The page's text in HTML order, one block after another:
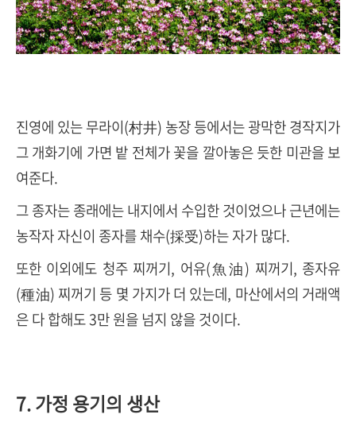
진영에 있는 무라이(村井) 농장 등에서는 광막한 경작지가
그 개화기에 가면 밭 전체가 꽃을 깔아놓은 듯한 미관을 보
여준다.
그 종자는 종래에는 내지에서 수입한 것이었으나 근년에는
농작자 자신이 종자를 채수(採受)하는 자가 많다.
또한 이외에도 청주 찌꺼기, 어유(魚油) 찌꺼기, 종자유
(種油) 찌꺼기 등 몇 가지가 더 있는데, 마산에서의 거래액
은 다 합해도 3만 원을 넘지 않을 것이다.
7. 가정 용기의 생산